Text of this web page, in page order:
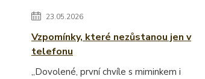
23.05.2026
Vzpomínky, které nezůstanou jen v
telefonu
„Dovolené, první chvíle s miminkem i